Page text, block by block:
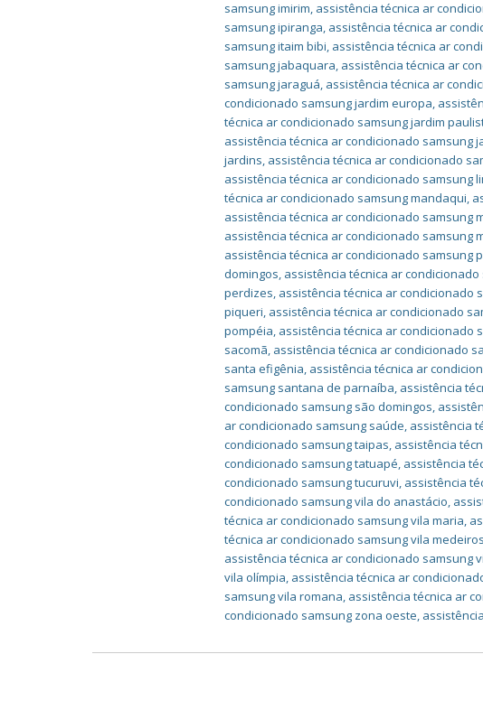
samsung imirim, assistência técnica ar
samsung ipiranga, assistência técnica ar
samsung itaim bibi, assistência técnica ar
samsung jabaquara, assistência técnica ar
samsung jaraguá, assistência técnica ar
condicionado samsung jardim europa,
técnica ar condicionado samsung jardim
assistência técnica ar condicionado samsung
jardins, assistência técnica ar condicionado
assistência técnica ar condicionado samsung
técnica ar condicionado samsung mandaqui,
assistência técnica ar condicionado samsung
assistência técnica ar condicionado samsung
assistência técnica ar condicionado samsung
domingos, assistência técnica ar
perdizes, assistência técnica ar condicionado
piqueri, assistência técnica ar condicionado
pompéia, assistência técnica ar condicionado
sacomã, assistência técnica ar condicionado
santa efigênia, assistência técnica ar
samsung santana de parnaíba, assistência
condicionado samsung são domingos,
ar condicionado samsung saúde, assistência
condicionado samsung taipas, assistência
condicionado samsung tatuapé, assistência
condicionado samsung tucuruvi, assistência
condicionado samsung vila do anastácio,
técnica ar condicionado samsung vila maria,
técnica ar condicionado samsung vila medeiros
assistência técnica ar condicionado samsung
vila olímpia, assistência técnica ar
samsung vila romana, assistência técnica ar
condicionado samsung zona oeste,